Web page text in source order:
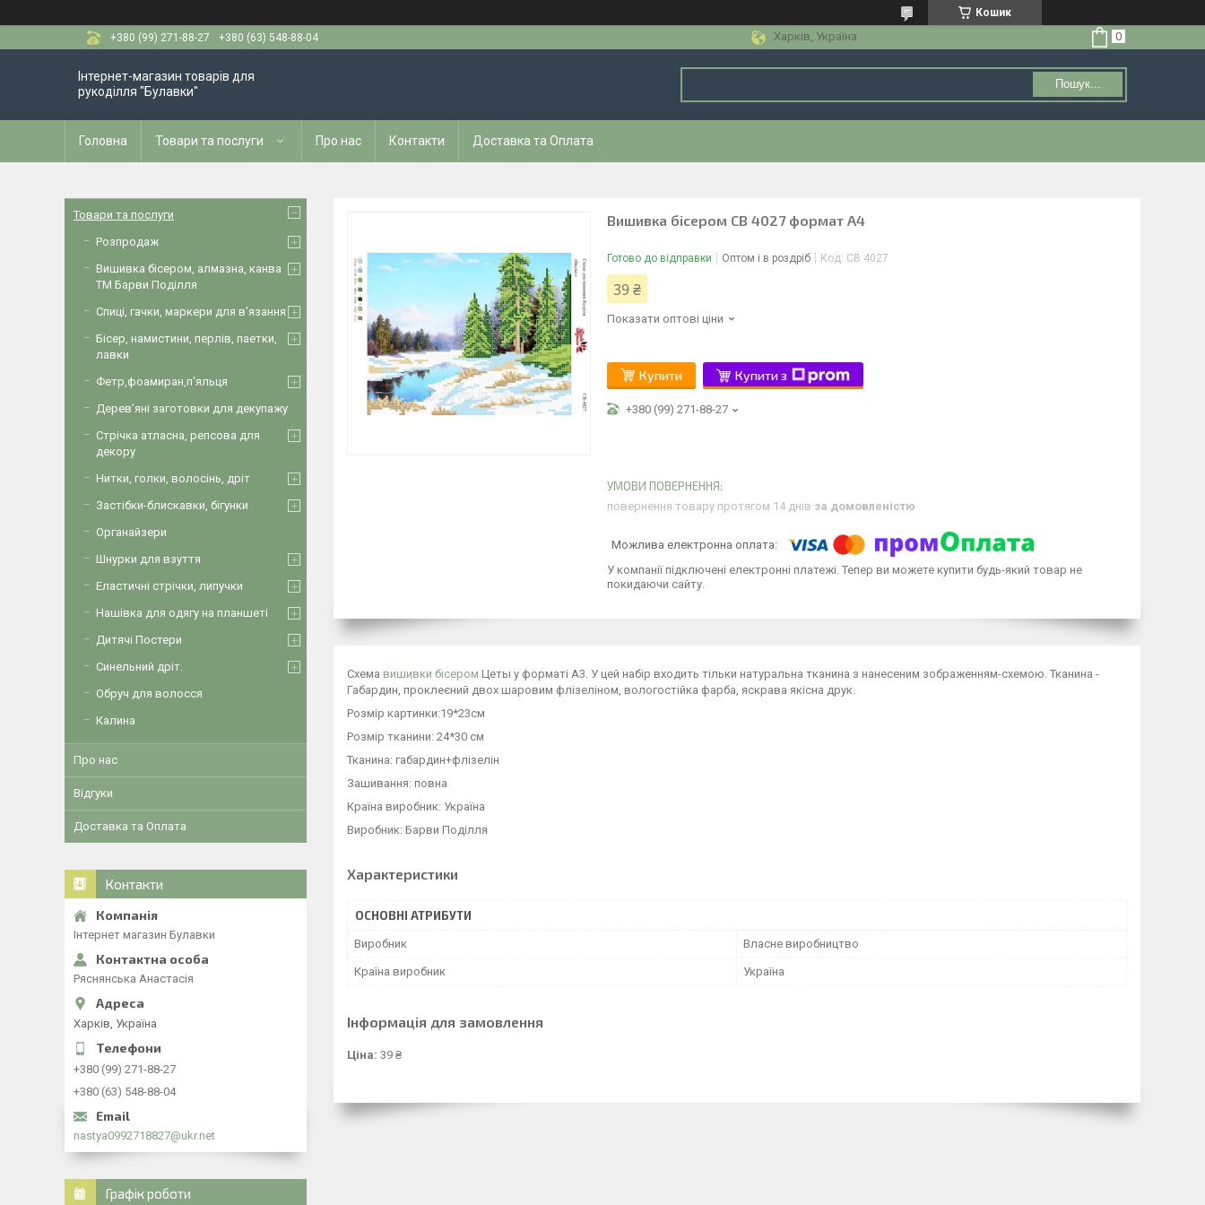
Кошик
+380 (99) 271-88-27
+380 (63) 548-88-04 Харків, Україна
Інтернет-магазин товарів для
рукоділля "Булавки"
Пошук...
Головна Товари та послуги Про нас Контакти Доставка та Оплата
Вишивка бісером СВ 4027 формат А4
Готово до відправки Оптом і в роздріб Код: СВ 4027
39 ₴
Показати оптові ціни
Купити Купити з
+380 (99) 271-88-27
повернення товару протягом 14 днів за домовленістю
У компанії підключені електронні платежі. Тепер ви можете купити будь-який товар не
покидаючи сайту.
Схема вишивки бісером Цеты у форматі А3. У цей набір входить тільки натуральна тканина з нанесеним зображенням-схемою. Тканина -
Габардин, проклеєний двох шаровим флізеліном, вологостійка фарба, яскрава якісна друк.
Розмір картинки:19*23см
Розмір тканини: 24*30 см
Тканина: габардин+флізелін
Зашивання: повна
Країна виробник: Україна
Виробник: Барви Поділля
Характеристики
ОСНОВНІ АТРИБУТИ
Виробник Власне виробництво
Країна виробник Україна
Інформація для замовлення
Ціна: 39 ₴
Товари та послуги
Розпродаж
Вишивка бісером, алмазна, канва
ТМ Барви Поділля
Спиці, гачки, маркери для в'язання
Бісер, намистини, перлів, паетки,
лавки
Фетр,фоамиран,п'яльця
Дерев’яні заготовки для декупажу
Стрічка атласна, репсова для
декору
Нитки, голки, волосінь, дріт
Застібки-блискавки, бігунки
Органайзери
Шнурки для взуття
Еластичні стрічки, липучки
Нашівка для одягу на планшеті
Дитячі Постери
Синельний дріт.
Обруч для волосся
Калина
Про нас
Відгуки
Доставка та Оплата
Контакти
Інтернет магазин Булавки
Ряснянська Анастасія
Харків, Україна
+380 (99) 271-88-27
+380 (63) 548-88-04
nastya0992718827@ukr.net
Графік роботи